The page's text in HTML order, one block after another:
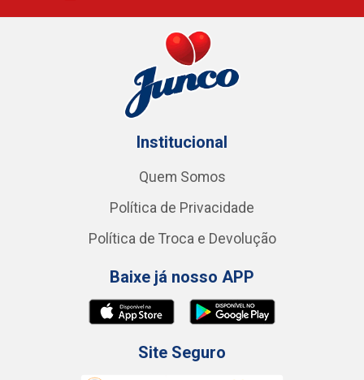
Institucional
Quem Somos
Política de Privacidade
Política de Troca e Devolução
Baixe já nosso APP
Site Seguro